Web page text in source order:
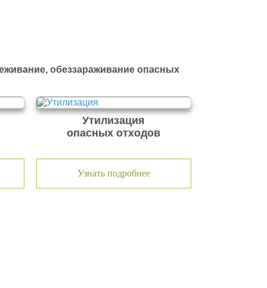
обеззараживание опасных
Утилизация
опасных отходов
Узнать подробнее